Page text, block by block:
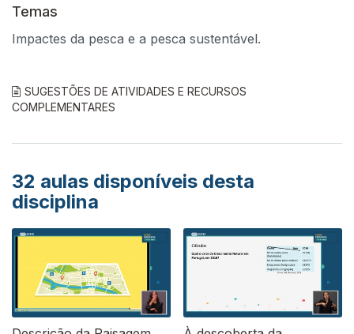
Temas
Impactes da pesca e a pesca sustentável.
SUGESTÕES DE ATIVIDADES E RECURSOS
COMPLEMENTARES
32 aulas disponíveis desta
disciplina